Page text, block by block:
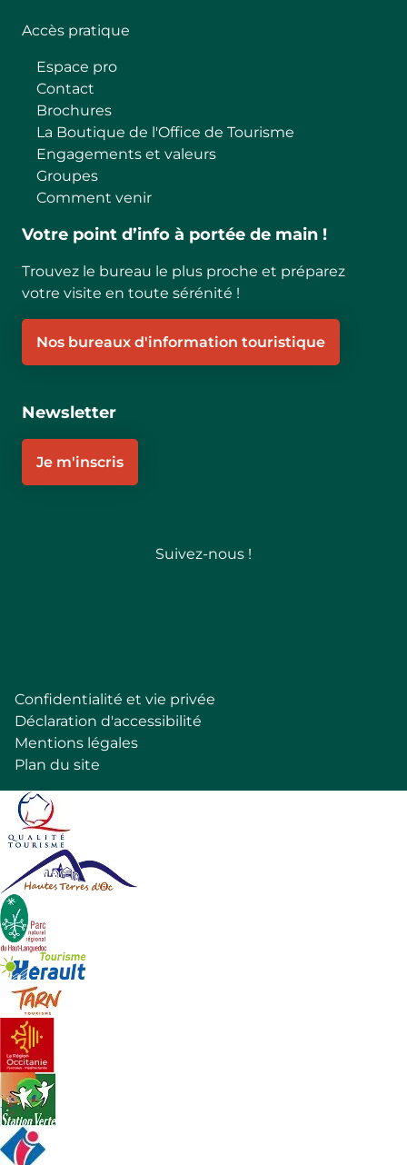
Accès pratique
Espace pro
Contact
Brochures
La Boutique de l'Office de Tourisme
Engagements et valeurs
Groupes
Comment venir
Votre point d’info à portée de main !
Trouvez le bureau le plus proche et préparez
votre visite en toute sérénité !
Nos bureaux d'information touristique
Newsletter
Je m'inscris
Suivez-nous !
Pied
de
page
Confidentialité et vie privée
Déclaration d'accessibilité
Mentions légales
Plan du site